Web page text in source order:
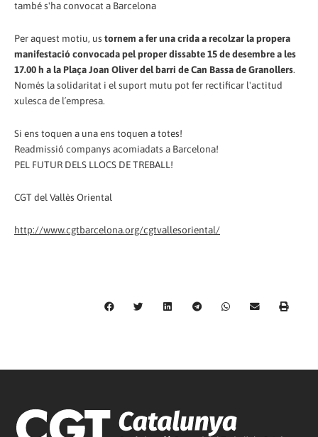
també s'ha convocat a Barcelona
Per aquest motiu, us tornem a fer una crida a recolzar la propera
manifestació convocada pel proper dissabte 15 de desembre a les
17.00 h a la Plaça Joan Oliver del barri de Can Bassa de Granollers.
Només la solidaritat i el suport mutu pot fer rectificar l'actitud
xulesca de l´empresa.
Si ens toquen a una ens toquen a totes!
Readmissió companys acomiadats a Barcelona!
PEL FUTUR DELS LLOCS DE TREBALL!
CGT del Vallès Oriental
http://www.cgtbarcelona.org/cgtvallesoriental/